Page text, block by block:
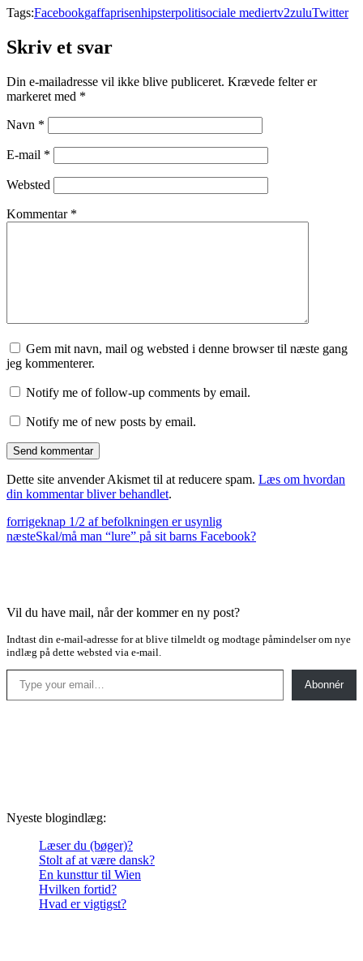
Tags:Facebookgaffaprisenhipsterpolitisociale mediertv2zuluTwitter
Skriv et svar
Din e-mailadresse vil ikke blive publiceret. Krævede felter er
markeret med *
Navn *
E-mail *
Websted
Kommentar *
Gem mit navn, mail og websted i denne browser til næste gang
jeg kommenterer.
Notify me of follow-up comments by email.
Notify me of new posts by email.
Dette site anvender Akismet til at reducere spam. Læs om hvordan
din kommentar bliver behandlet.
forrigeknap 1/2 af befolkningen er usynlig
næsteSkal/må man “lure” på sit barns Facebook?
Vil du have mail, når der kommer en ny post?
Indtast din e-mail-adresse for at blive tilmeldt og modtage påmindelser om nye
indlæg på dette websted via e-mail.
Type your email…
Abonnér
Nyeste blogindlæg:
Læser du (bøger)?
Stolt af at være dansk?
En kunsttur til Wien
Hvilken fortid?
Hvad er vigtigst?